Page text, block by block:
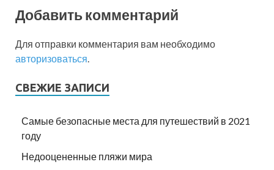
Добавить комментарий
Для отправки комментария вам необходимо
авторизоваться
СВЕЖИЕ ЗАПИСИ
Самые безопасные места для путешествий в 2021
году
Недооцененные пляжи мира